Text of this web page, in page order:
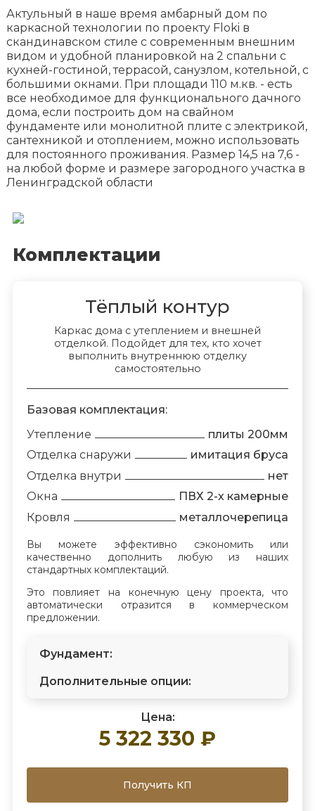
Актульный в наше время амбарный дом по
каркасной технологии по проекту Floki в
скандинавском стиле с современным внешним
видом и удобной планировкой на 2 спальни с
кухней-гостиной, террасой, санузлом, котельной, с
большими окнами. При площади 110 м.кв. - есть
все необходимое для функционального дачного
дома, если построить дом на свайном
фундаменте или монолитной плите с электрикой,
сантехникой и отоплением, можно использовать
для постоянного проживания. Размер 14,5 на 7,6 -
на любой форме и размере загородного участка в
Ленинградской области
Комплектации
Тёплый контур
Каркас дома с утеплением и внешней
отделкой. Подойдет для тех, кто хочет
выполнить внутреннюю отделку
самостоятельно
Базовая комплектация:
Утепление
плиты 200мм
Отделка снаружи
имитация бруса
Отделка внутри
нет
Окна
ПВХ 2-х камерные
Кровля
металлочерепица
Вы можете эффективно сэкономить или
качественно дополнить любую из наших
стандартных комплектаций.
Это повлияет на конечную цену проекта, что
автоматически отразится в коммерческом
предложении.
Фундамент:
Дополнительные опции:
Цена:
5 322 330 ₽
Получить КП